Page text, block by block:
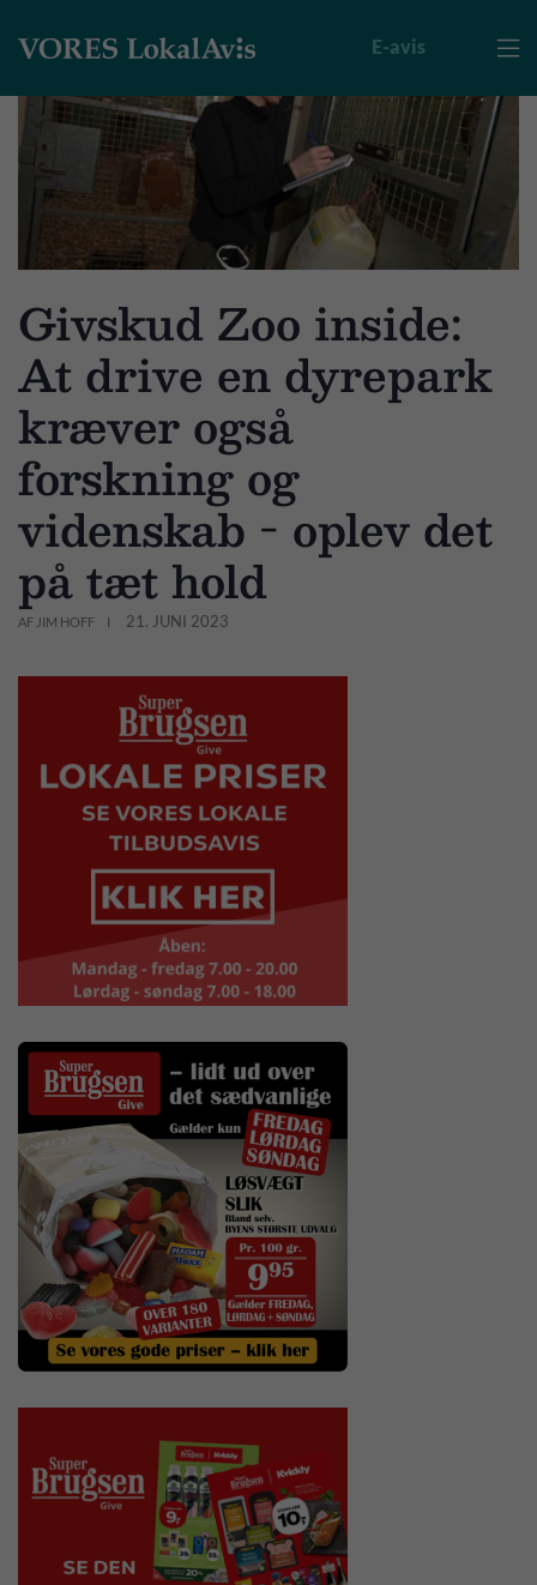

E-avis
Givskud Zoo inside:
At drive en dyrepark
kræver også
forskning og
videnskab - oplev det
på tæt hold
AF JIM HOFF 21. JUNI 2023